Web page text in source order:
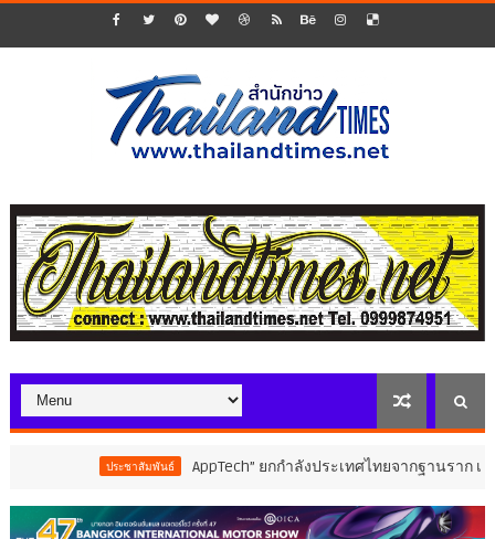
ประชาสัมพันธ์ AppTech”​ ยกกำลังประเทศไทยจากฐานราก เมื่อเ